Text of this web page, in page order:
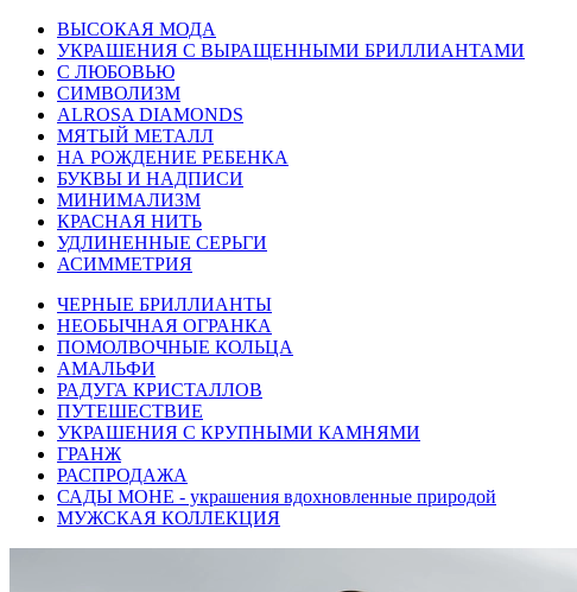
ВЫСОКАЯ МОДА
УКРАШЕНИЯ С ВЫРАЩЕННЫМИ БРИЛЛИАНТАМИ
С ЛЮБОВЬЮ
СИМВОЛИЗМ
ALROSA DIAMONDS
МЯТЫЙ МЕТАЛЛ
НА РОЖДЕНИЕ РЕБЕНКА
БУКВЫ И НАДПИСИ
МИНИМАЛИЗМ
КРАСНАЯ НИТЬ
УДЛИНЕННЫЕ СЕРЬГИ
АСИММЕТРИЯ
ЧЕРНЫЕ БРИЛЛИАНТЫ
НЕОБЫЧНАЯ ОГРАНКА
ПОМОЛВОЧНЫЕ КОЛЬЦА
АМАЛЬФИ
РАДУГА КРИСТАЛЛОВ
ПУТЕШЕСТВИЕ
УКРАШЕНИЯ С КРУПНЫМИ КАМНЯМИ
ГРАНЖ
РАСПРОДАЖА
САДЫ МОНЕ - украшения вдохновленные природой
МУЖСКАЯ КОЛЛЕКЦИЯ